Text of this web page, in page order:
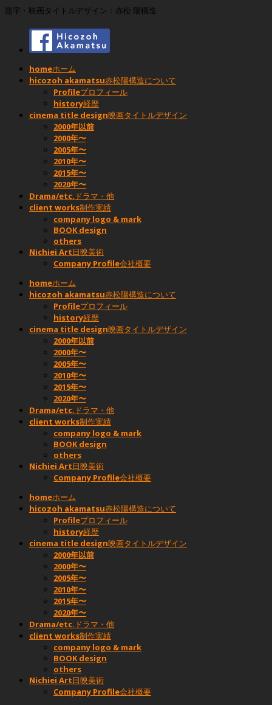
題字・映画タイトルデザイン：赤松 陽構造
homeホーム
hicozoh akamatsu赤松陽構造について
Profileプロフィール
history経歴
cinema title design映画タイトルデザイン
2000年以前
2000年〜
2005年〜
2010年〜
2015年〜
2020年〜
Drama/etc. ドラマ・他
client works制作実績
company logo & mark
BOOK design
others
Nichiei Art日映美術
Company Profile会社概要
homeホーム
hicozoh akamatsu赤松陽構造について
Profileプロフィール
history経歴
cinema title design映画タイトルデザイン
2000年以前
2000年〜
2005年〜
2010年〜
2015年〜
2020年〜
Drama/etc. ドラマ・他
client works制作実績
company logo & mark
BOOK design
others
Nichiei Art日映美術
Company Profile会社概要
homeホーム
hicozoh akamatsu赤松陽構造について
Profileプロフィール
history経歴
cinema title design映画タイトルデザイン
2000年以前
2000年〜
2005年〜
2010年〜
2015年〜
2020年〜
Drama/etc. ドラマ・他
client works制作実績
company logo & mark
BOOK design
others
Nichiei Art日映美術
Company Profile会社概要